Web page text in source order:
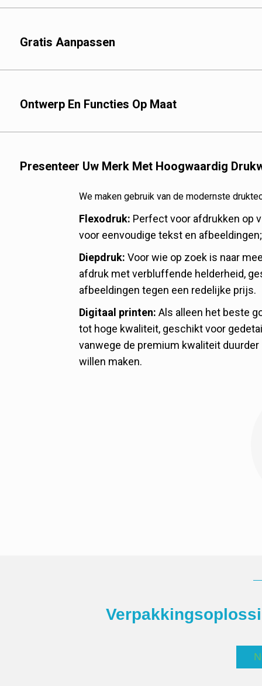
Bij XINDINGLI PACK
eigenschappen
Deze materialen zijn
bieden en de
van de hoge kwaliteit.
Gratis Aanpassen
Ontwerp En Functies Op Maat
Presenteer Uw Merk Met Hoogwaardig
We maken gebruik van de modernste
Flexodruk: Perfect voor afdrukken op
voor eenvoudige tekst en
Diepdruk: Voor wie op zoek is naar
afdruk met verbluffende helderheid,
afbeeldingen tegen een redelijke prijs.
Digitaal printen: Als alleen het beste
tot hoge kwaliteit, geschikt voor
vanwege de premium kwaliteit
willen maken.